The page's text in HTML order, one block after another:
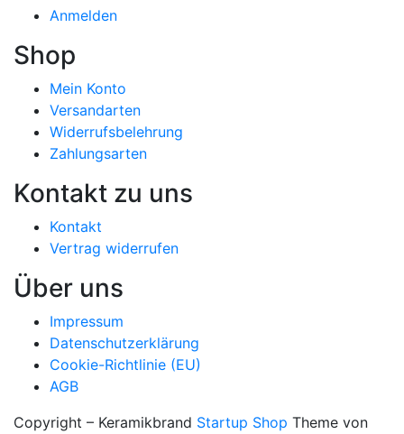
Anmelden
Shop
Mein Konto
Versandarten
Widerrufsbelehrung
Zahlungsarten
Kontakt zu uns
Kontakt
Vertrag widerrufen
Über uns
Impressum
Datenschutzerklärung
Cookie-Richtlinie (EU)
AGB
Copyright – Keramikbrand Startup Shop Theme von